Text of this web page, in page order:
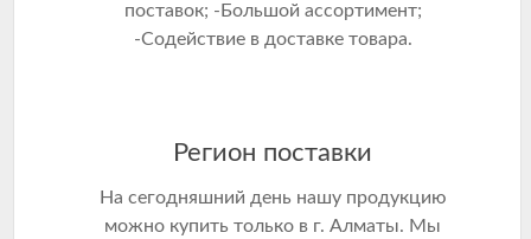
поставок; -Большой ассортимент;
-Содействие в доставке товара.
Регион поставки
На сегодняшний день нашу продукцию
можно купить только в г. Алматы. Мы